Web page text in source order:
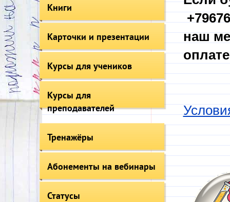
Книги
Карточки и презентации
Курсы для учеников
Курсы для
преподавателей
Тренажёры
Абонементы на вебинары
Статусы
наш